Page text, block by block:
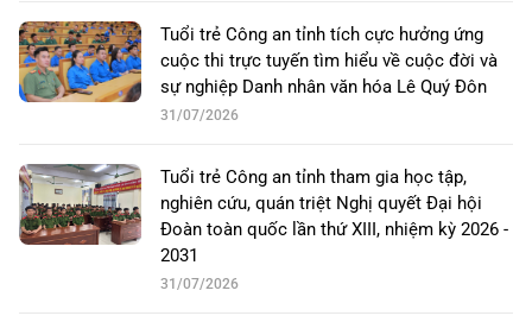
Tuổi trẻ Công an tỉnh tích cực hưởng ứng
cuộc thi trực tuyến tìm hiểu về cuộc đời và
sự nghiệp Danh nhân văn hóa Lê Quý Đôn
31/07/2026
Tuổi trẻ Công an tỉnh tham gia học tập,
nghiên cứu, quán triệt Nghị quyết Đại hội
Đoàn toàn quốc lần thứ XIII, nhiệm kỳ 2026 -
2031
31/07/2026